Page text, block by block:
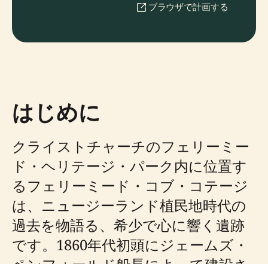
ブラウザで計画する
はじめに
クライストチャーチのフェリーミー
ド・ヘリテージ・パーク内に位置す
るフェリーミード・コブ・コテージ
は、ニュージーランド植民地時代の
過去を物語る、希少で心に響く遺跡
です。1860年代初頭にジェームズ・